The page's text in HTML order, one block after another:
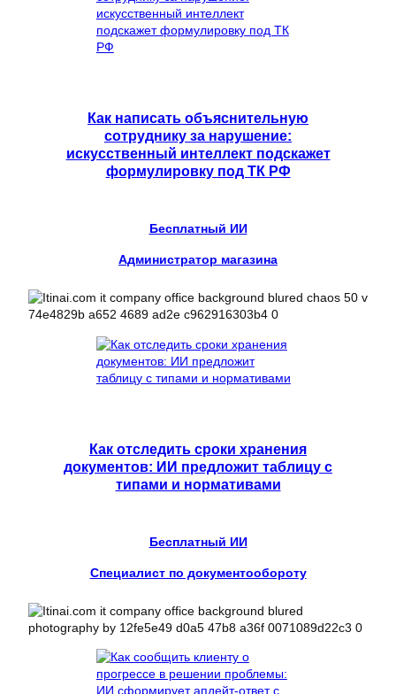
Как написать объяснительную
сотруднику за нарушение:
искусственный интеллект подскажет
формулировку под ТК РФ
Бесплатный ИИ
Администратор магазина
Как отследить сроки хранения
документов: ИИ предложит таблицу с
типами и нормативами
Бесплатный ИИ
Специалист по документообороту